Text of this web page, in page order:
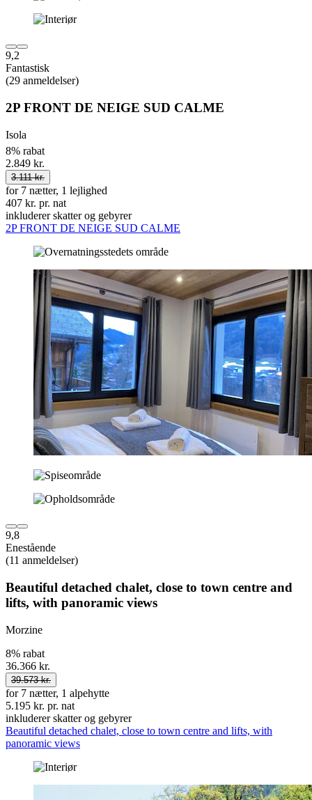
9,2
Fantastisk
(29 anmeldelser)
2P FRONT DE NEIGE SUD CALME
Isola
8% rabat
2.849 kr.
3.111 kr.
for 7 nætter, 1 lejlighed
407 kr. pr. nat
inkluderer skatter og gebyrer
2P FRONT DE NEIGE SUD CALME
9,8
Enestående
(11 anmeldelser)
Beautiful detached chalet, close to town centre and
lifts, with panoramic views
Morzine
8% rabat
36.366 kr.
39.573 kr.
for 7 nætter, 1 alpehytte
5.195 kr. pr. nat
inkluderer skatter og gebyrer
Beautiful detached chalet, close to town centre and lifts, with
panoramic views